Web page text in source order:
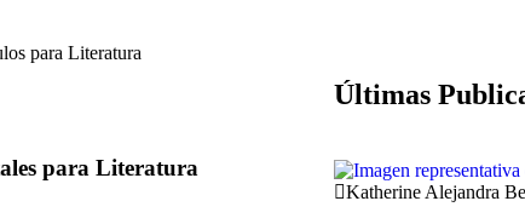
para Literatura
Últimas
Katherine Alejandra